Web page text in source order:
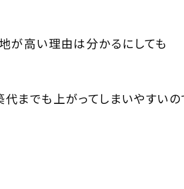
が高い理由は分かるにしても
までも上がってしまいやすいの